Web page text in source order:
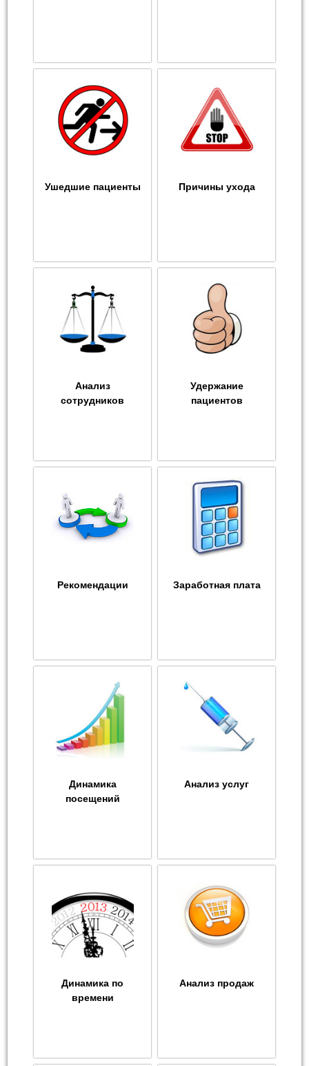
Ушедшие пациенты Причины ухода
Анализ
сотрудников
Удержание
пациентов
Рекомендации Заработная плата
Динамика
посещений
Анализ услуг
Динамика по
времени
Анализ продаж